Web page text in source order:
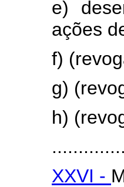
e)
ações
f)
g)
h)
XXVI -